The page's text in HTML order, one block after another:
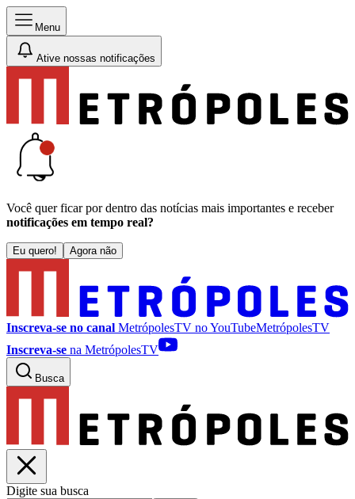
Menu
Ative nossas notificações
Você quer ficar por dentro das notícias mais importantes e receber
notificações em tempo real?
Eu quero! Agora não
Inscreva-se no canal MetrópolesTV noYouTubeMetrópolesTV
Inscreva-se na MetrópolesTV
Busca
Digite sua busca